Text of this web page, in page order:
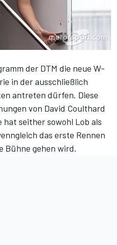
der DTM die neue W-
in der ausschließlich
antreten dürfen. Diese
von David Coulthard
seither sowohl Lob als
das erste Rennen
Bühne gehen wird.